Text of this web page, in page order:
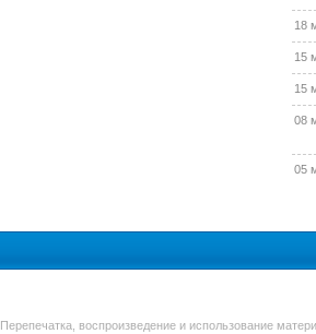
18
15
15
08
05
Перепечатка, воспроизведение и использование